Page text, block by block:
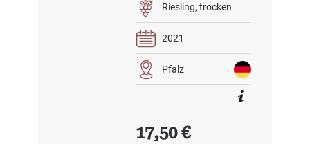
Riesling trocken
2021
Pfalz
Regulärer Preis:
17,50 €